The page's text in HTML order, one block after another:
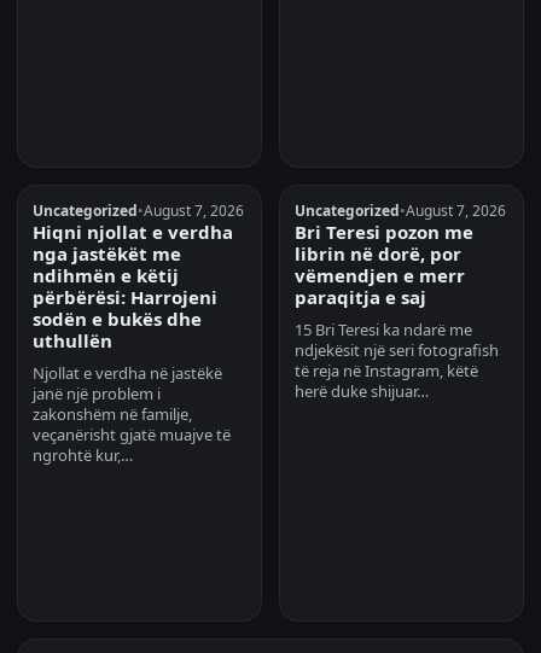
Uncategorized•August 7, 2026
Hiqni njollat e verdha
nga jastëkët me
ndihmën e këtij
përbërësi: Harrojeni
sodën e bukës dhe
uthullën
Njollat e verdha në jastëkë
janë një problem i
zakonshëm në familje,
veçanërisht gjatë muajve të
ngrohtë kur,…
Uncategorized•August 7, 2026
Bri Teresi pozon me
librin në dorë, por
vëmendjen e merr
paraqitja e saj
15 Bri Teresi ka ndarë me
ndjekësit një seri fotografish
të reja në Instagram, këtë
herë duke shijuar…